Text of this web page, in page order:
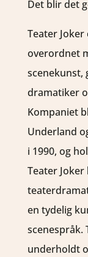
Det blir det
Teater
overordnet
scenekunst,
dramatiker
Kompaniet
Underland
i 1990, og
Teater
en tydelig
scenespråk.
underholdt